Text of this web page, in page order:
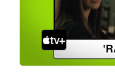
Unmute Loaded:
9.73%